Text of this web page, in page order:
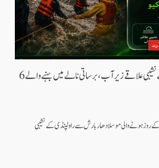
بیٹ
راولپنڈی میں موسلادھار بارش سے نشیبی علاقے زیر آب، برساتی نالے میں بہنے والے 6
روز ہونے والی موسلادھار بارش سے راولپنڈی کے نشیبی